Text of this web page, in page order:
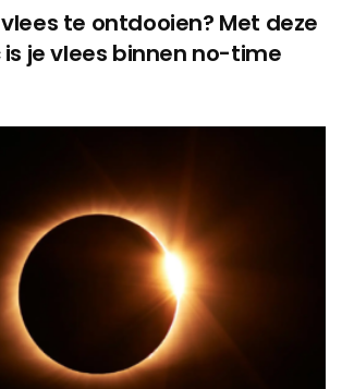
te ontdooien? Met deze
je vlees binnen no-time